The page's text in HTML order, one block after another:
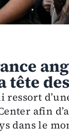
tête
ressort
afin
dans le